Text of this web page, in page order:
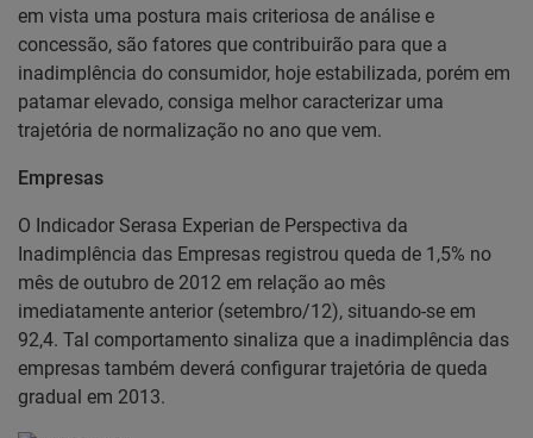
em vista uma postura mais criteriosa de análise e
concessão, são fatores que contribuirão para que a
inadimplência do consumidor, hoje estabilizada, porém em
patamar elevado, consiga melhor caracterizar uma
trajetória de normalização no ano que vem.
Empresas
O Indicador Serasa Experian de Perspectiva da
Inadimplência das Empresas registrou queda de 1,5% no
mês de outubro de 2012 em relação ao mês
imediatamente anterior (setembro/12), situando-se em
92,4. Tal comportamento sinaliza que a inadimplência das
empresas também deverá configurar trajetória de queda
gradual em 2013.